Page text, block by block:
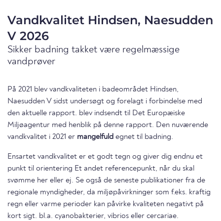
Vandkvalitet Hindsen, Naesudden
V 2026
Sikker badning takket være regelmæssige
vandprøver
På 2021 blev vandkvaliteten i badeområdet Hindsen,
Naesudden V sidst undersøgt og forelagt i forbindelse med
den aktuelle rapport. blev indsendt til Det Europæiske
Miljøagentur med henblik på denne rapport. Den nuværende
vandkvalitet i 2021 er mangelfuld egnet til badning.
Ensartet vandkvalitet er et godt tegn og giver dig endnu et
punkt til orientering Et andet referencepunkt, når du skal
svømme her eller ej. Se også de seneste publikationer fra de
regionale myndigheder, da miljøpåvirkninger som f.eks. kraftig
regn eller varme perioder kan påvirke kvaliteten negativt på
kort sigt. bl.a. cyanobakterier, vibrios eller cercariae.